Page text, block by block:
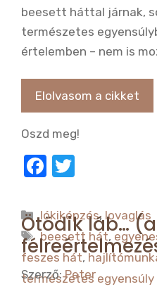
beesett háttal járnak,
természetes
értelemben – nem is
Elolvasom a cikket
Oszd meg!
F
c
e
b
o
it
te
r
Kategória
lókiképzés, lovaglás
Címkék
beesett hát,
feszes hát,
természetes egyensúly
Ötödik láb…
Szerző:Peter